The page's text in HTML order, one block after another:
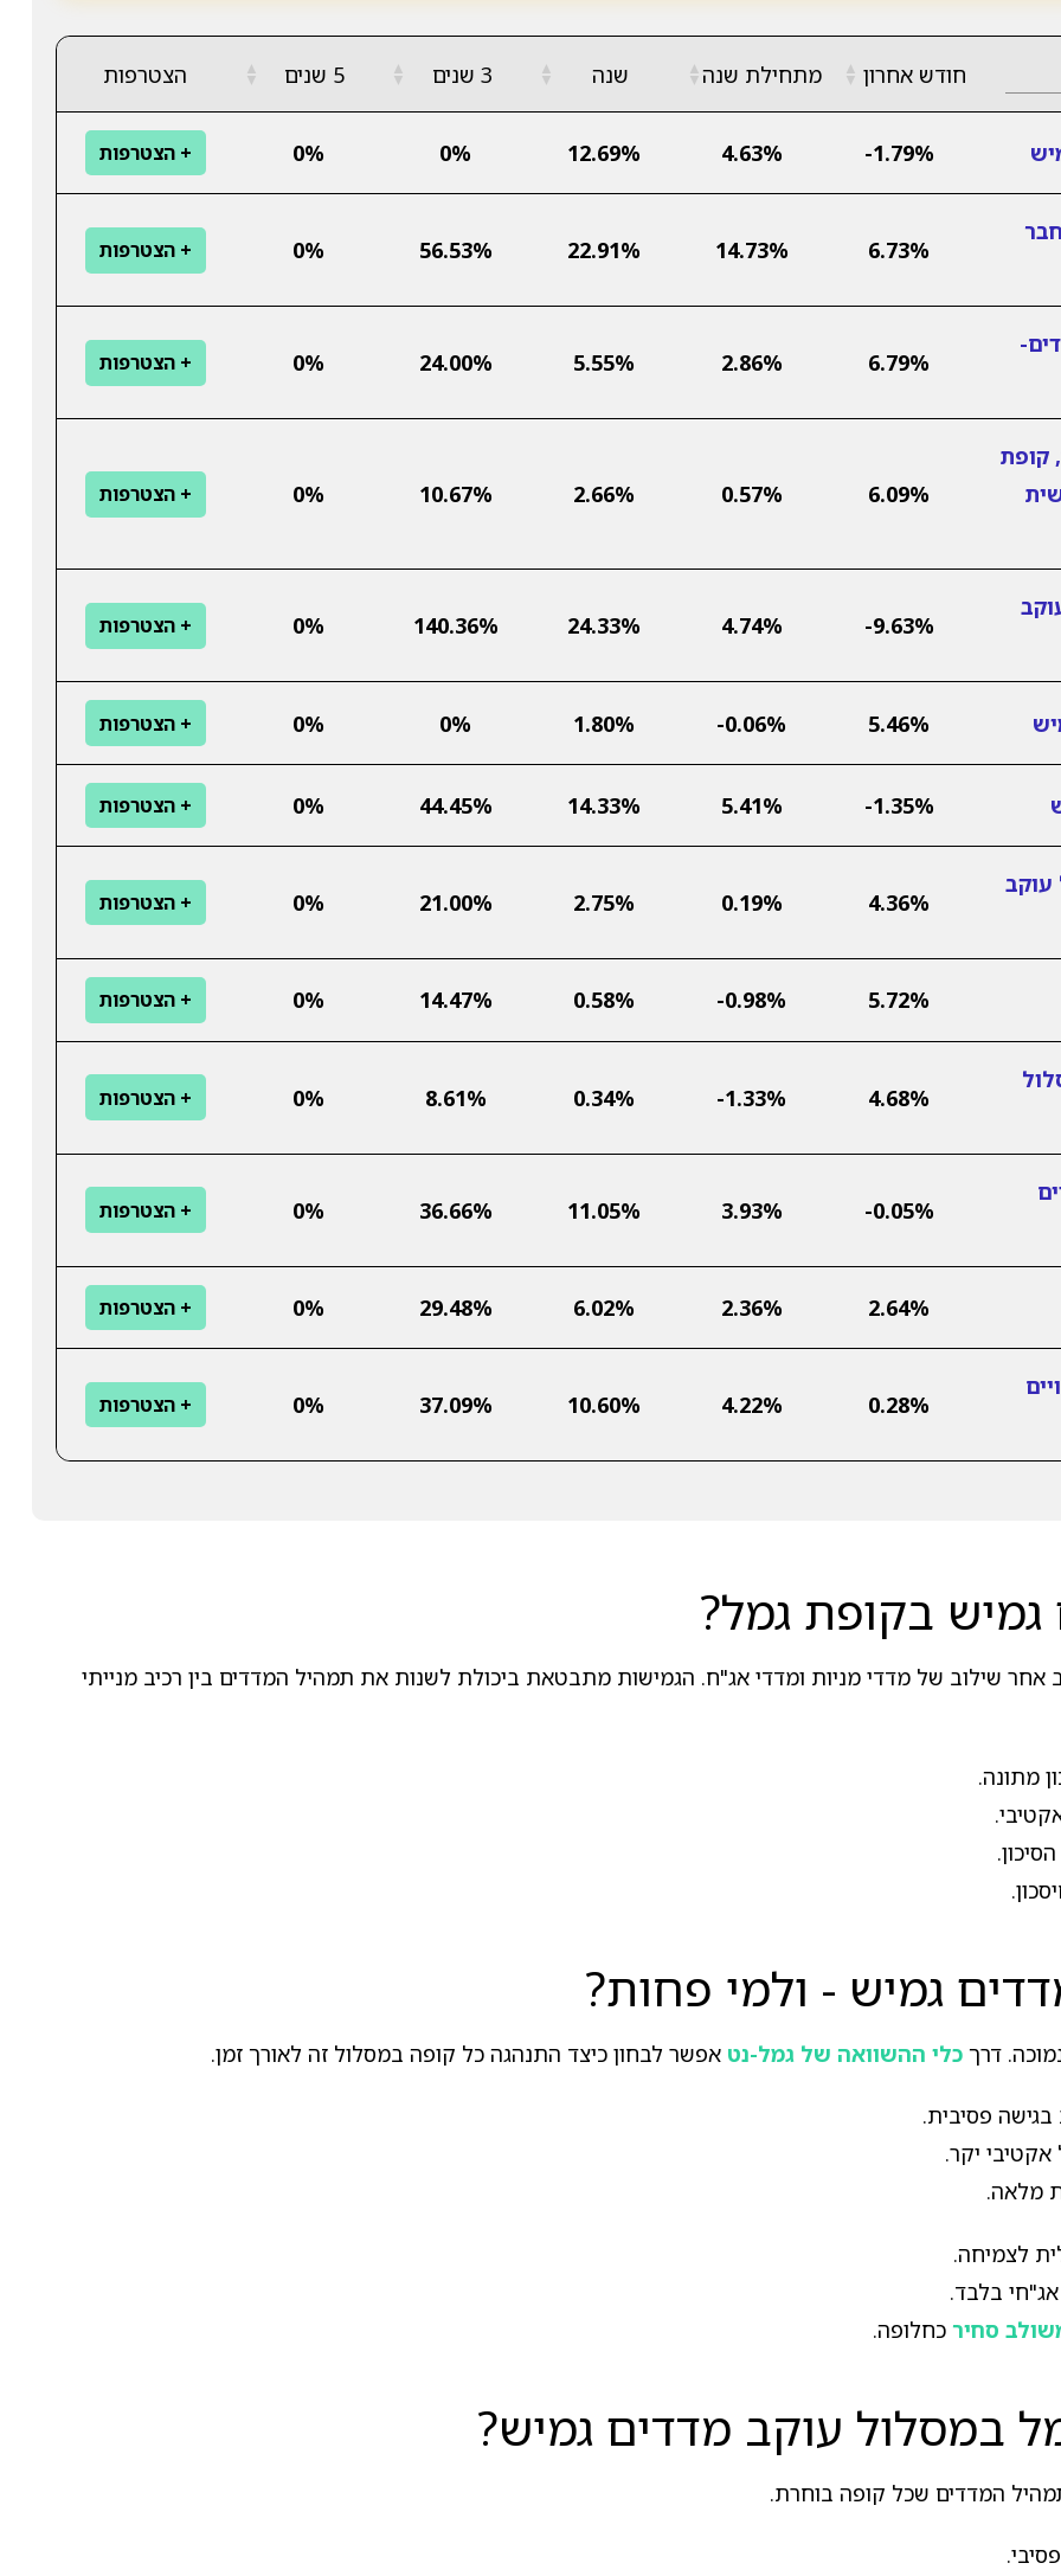
חודש אחרון ▲
▼ מתחילת שנה▲
▼ שנה ▲
▼ 3 שנים ▲
▼ 5 שנים ▲
▼ הצטרפות
-1.79%
4.63%
12.69%
0%
0% + הצטרפות
6.73%
14.73%
22.91%
56.53%
0% + הצטרפות
6.79%
2.86%
5.55%
24.00%
0% + הצטרפות
קופת
6.09%
0.57%
2.66%
10.67%
0% + הצטרפות
-9.63%
4.74%
24.33%
140.36%
0% + הצטרפות
5.46%
-0.06%
1.80%
0%
0% + הצטרפות
-1.35%
5.41%
14.33%
44.45%
0% + הצטרפות
עוקב
4.36%
0.19%
2.75%
21.00%
0% + הצטרפות
5.72%
-0.98%
0.58%
14.47%
0% + הצטרפות
4.68%
-1.33%
0.34%
8.61%
0% + הצטרפות
-0.05%
3.93%
11.05%
36.66%
0% + הצטרפות
2.64%
2.36%
6.02%
29.48%
0% + הצטרפות
0.28%
4.22%
10.60%
37.09%
0% + הצטרפות
בקופת גמל?
אחר שילוב של מדדי מניות ומדדי אג"ח. הגמישות מתבטאת ביכולת לשנות את תמהיל המדדים בין רכיב מנייתי
מתונה.
גמיש - ולמי פחות?
דרך כלי ההשוואה של גמל-נט אפשר לבחון כיצד התנהגה כל קופה במסלול זה לאורך זמן.
בגישה פסיבית.
יקר.
מלאה.
לצמיחה.
בלבד.
סחירכחלופה.
במסלול עוקב מדדים גמיש?
המדדים שכל קופה בוחרת.